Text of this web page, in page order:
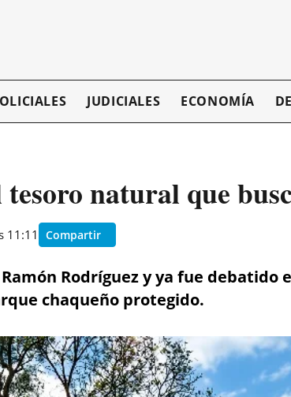
JUDICIALES ECONOMÍA
natural que
11:11 Compartir
Rodríguez y ya fue
chaqueño protegido.